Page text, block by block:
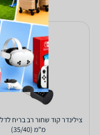
מ"מ (35/40)